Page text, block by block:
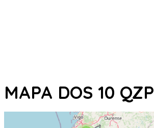
MAPA DOS 10 QZP